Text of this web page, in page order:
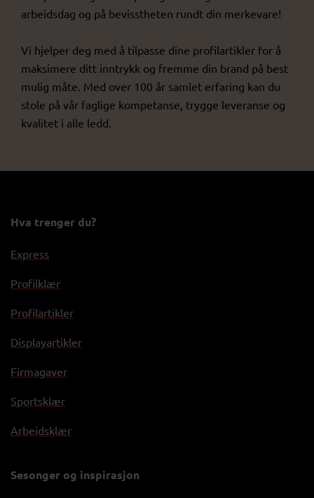
arbeidsdag og på bevisstheten rundt din merkevare!
Vi hjelper deg med å tilpasse dine profilartikler for å
maksimere ditt inntrykk og fremme din brand på best
mulig måte. Med over 100 år samlet erfaring kan du
stole på vår faglige kompetanse, trygge leveranse og
kvalitet i alle ledd.
Hva trenger du?
Express
Profilklær
Profilartikler
Displayartikler
Firmagaver
Sportsklær
Arbeidsklær
Sesonger og inspirasjon